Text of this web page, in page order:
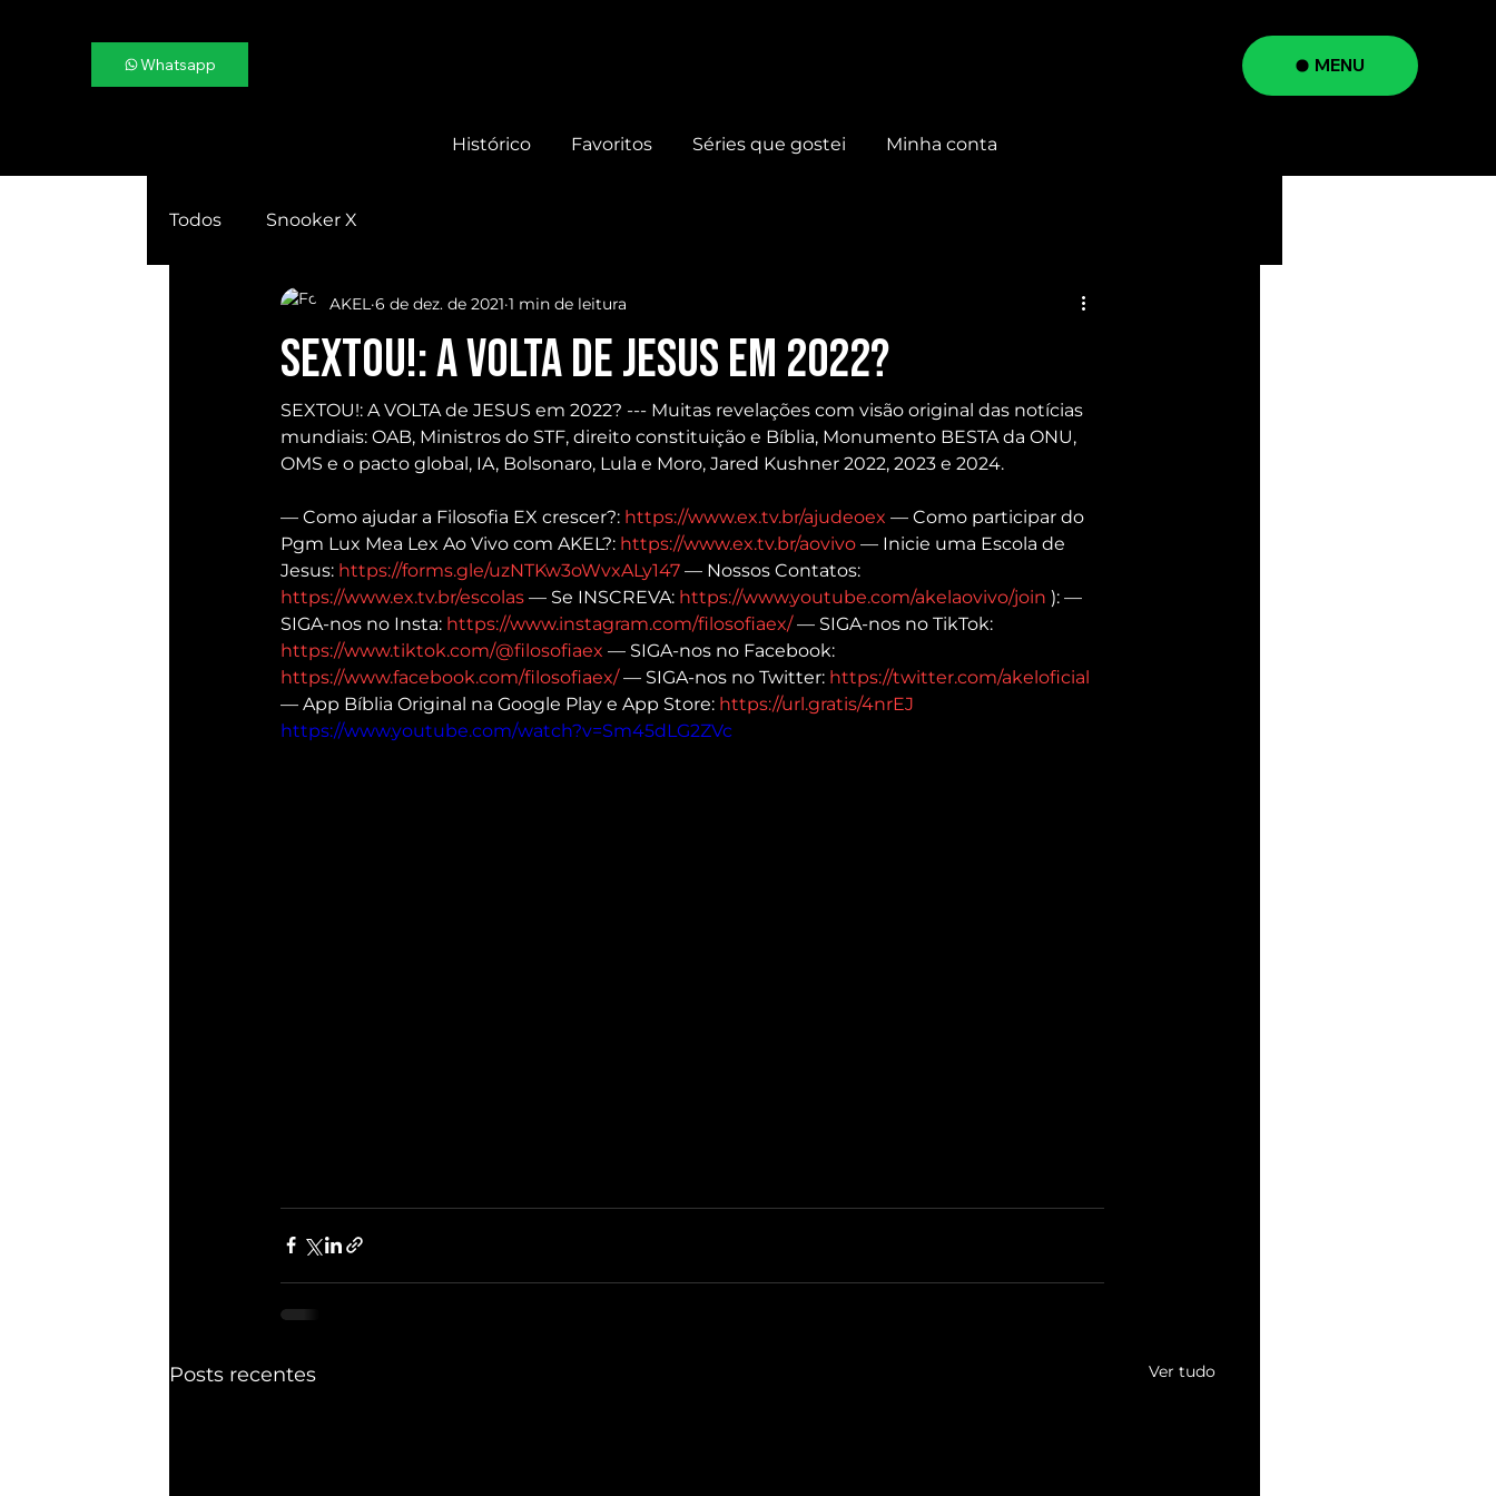
MENU
Whatsapp
Histórico Favoritos Séries que gostei Minha conta
Todos Snooker X
SEXTOU!: A VOLTA de JESUS em 2022?
AKEL 6 de dez. de 2021 1 min de leitura
SEXTOU!: A VOLTA de JESUS em 2022? --- Muitas revelações com visão original das notícias
mundiais: OAB, Ministros do STF, direito constituição e Bíblia, Monumento BESTA da ONU,
OMS e o pacto global, IA, Bolsonaro, Lula e Moro, Jared Kushner 2022, 2023 e 2024.
— Como ajudar a Filosofia EX crescer?: https://www.ex.tv.br/ajudeoex — Como participar do
Pgm Lux Mea Lex Ao Vivo com AKEL?: https://www.ex.tv.br/aovivo — Inicie uma Escola de
Jesus: https://forms.gle/uzNTKw3oWvxALy147 — Nossos Contatos:
https://www.ex.tv.br/escolas — Se INSCREVA: https://www.youtube.com/akelaovivo/join ): —
SIGA-nos no Insta: https://www.instagram.com/filosofiaex/ — SIGA-nos no TikTok:
https://www.tiktok.com/@filosofiaex — SIGA-nos no Facebook:
https://www.facebook.com/filosofiaex/ — SIGA-nos no Twitter: https://twitter.com/akeloficial
— App Bíblia Original na Google Play e App Store: https://url.gratis/4nrEJ
https://www.youtube.com/watch?v=Sm45dLG2ZVc
Posts recentes Ver tudo